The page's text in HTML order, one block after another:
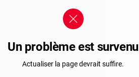
Un problème est survenu
Actualiser la page devrait suffire.